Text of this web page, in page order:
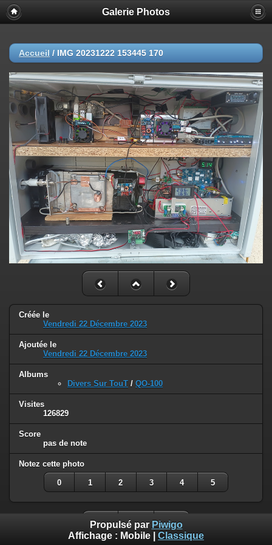
Galerie Photos
Accueil / IMG 20231222 153445 170
Créée le
Vendredi 22 Décembre 2023
Ajoutée le
Vendredi 22 Décembre 2023
Albums
Divers Sur TouT / QO-100
Visites
126829
Score
pas de note
Notez cette photo
0 1 2 3 4 5
Propulsé par Piwigo
Affichage : Mobile Classique